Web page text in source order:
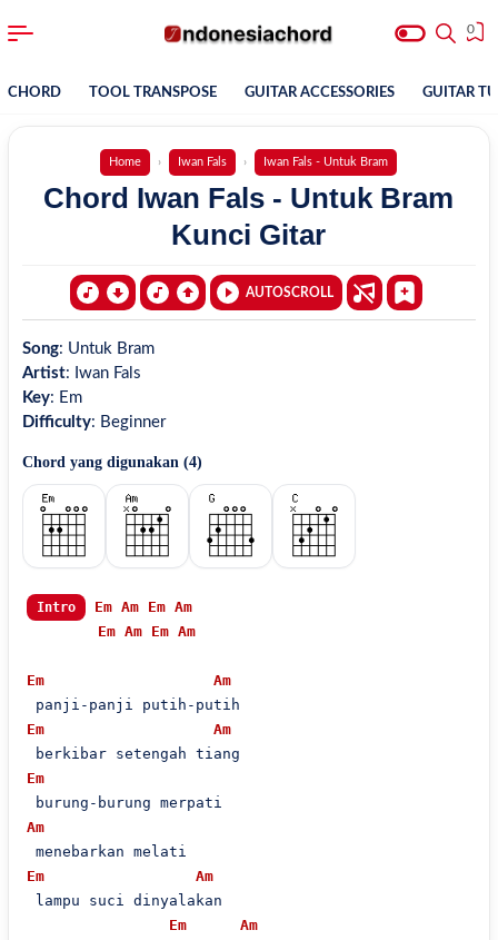
0
CHORD TOOL TRANSPOSE GUITAR ACCESSORIES GUITAR
Home Iwan Fals Iwan Fals - Untuk Bram
Chord Iwan Fals - Untuk Bram
Kunci Gitar
AUTOSCROLL
Song: Untuk Bram
Artist: Iwan Fals
Key: Em
Difficulty: Beginner
Chord yang digunakan (4)
Intro Em Am Em Am
Em Am Em Am
Em
Am
Em
Am
Em
Am
Em
Am
lampu suci dinyalakan
Em
Am